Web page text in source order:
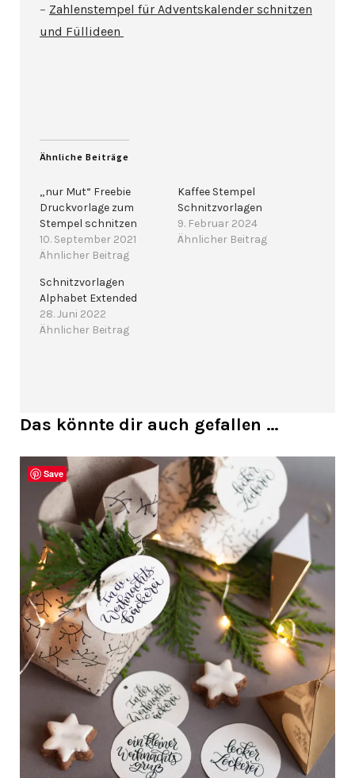
– Zahlenstempel für Adventskalender schnitzen
und Füllideen
Ähnliche Beiträge
„nur Mut“ Freebie
Druckvorlage zum
Stempel schnitzen
10. September 2021
Ähnlicher Beitrag
Kaffee Stempel
Schnitzvorlagen
9. Februar 2024
Ähnlicher Beitrag
Schnitzvorlagen
Alphabet Extended
28. Juni 2022
Ähnlicher Beitrag
Das könnte dir auch gefallen …
Save